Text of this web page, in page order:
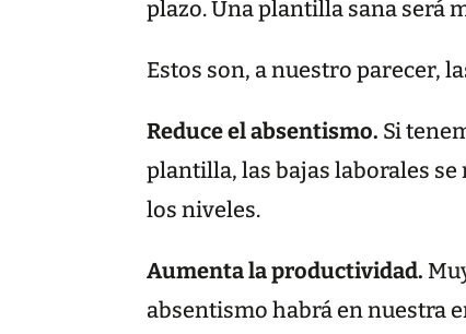
plazo. Una plantilla sana será
Estos son, a nuestro parecer,
Reduce el absentismo. Si
plantilla, las bajas laborales
los niveles.
Aumenta la productividad.
absentismo habrá en nuestra